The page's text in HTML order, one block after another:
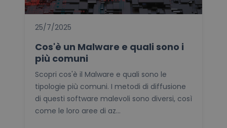
25/7/2025
Cos'è un Malware e quali sono i
più comuni
Scopri cos'è il Malware e quali sono le
tipologie più comuni. I metodi di diffusione
di questi software malevoli sono diversi, così
come le loro aree di az...